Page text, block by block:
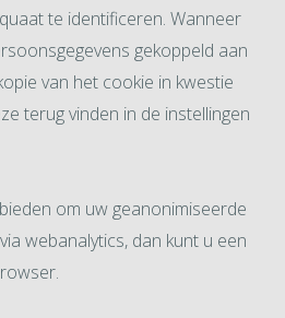
te identificeren. Wanneer
gekoppeld aan
van het cookie in kwestie
terug vinden in de instellingen
om uw geanonimiseerde
webanalytics, dan kunt u een